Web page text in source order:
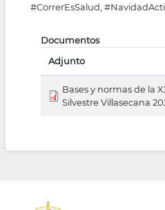
#CorrerEsSalud,
Documentos
Adjunto
Bases y normas de la
Silvestre Villasecana